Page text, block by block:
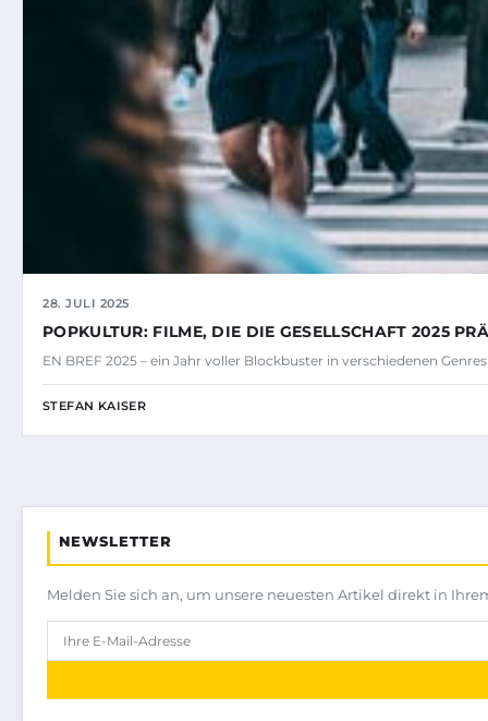
28. JULI 2025
POPKULTUR: FILME, DIE DIE GESELLSCHAFT 2025
EN BREF 2025 – ein Jahr voller Blockbuster in verschiedenen
STEFAN KAISER
NEWSLETTER
Melden Sie sich an, um unsere neuesten Artikel direkt in